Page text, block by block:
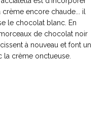
encore chaude... il
le chocolat blanc. En
de chocolat noir
à nouveau et font un
la crème onctueuse.